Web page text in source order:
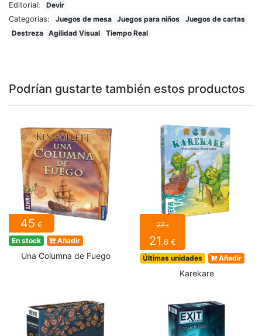
Editorial:
Devir
Categorías:
Juegos de mesa Juegos para niños
Juegos de cartas
Destreza
Agilidad Visual Tiempo Real
Podrían gustarte también estos productos
45 €
En stock Añadir
Una Columna de Fuego
27€
21.6 €
Últimas unidades Añadir
Karekare